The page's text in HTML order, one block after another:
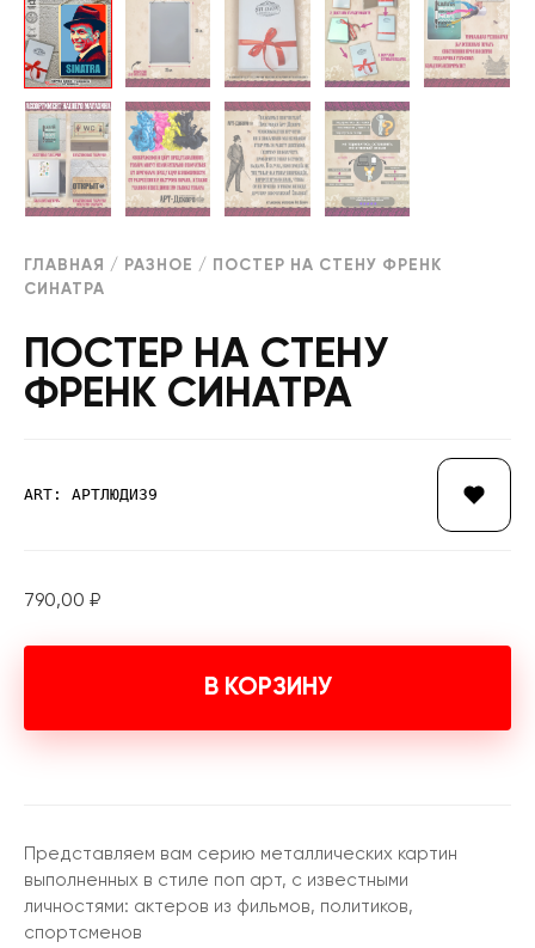
ГЛАВНАЯ / РАЗНОЕ / ПОСТЕР НА СТЕНУ ФРЕНК
СИНАТРА
ПОСТЕР НА СТЕНУ
ФРЕНК СИНАТРА
ART: АРТЛЮДИ39
790,00 ₽
В КОРЗИНУ
Представляем вам серию металлических картин
выполненных в стиле поп арт, с известными
личностями: актеров из фильмов, политиков,
спортсменов